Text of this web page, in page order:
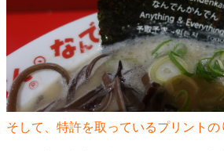
そして、特許を取っているプリントの